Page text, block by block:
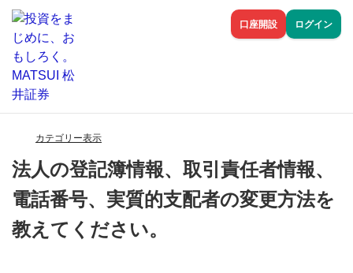
口座開設 ログイン
カテゴリー表示
法人の登記簿情報、取引責任者情報、
電話番号、実質的支配者の変更方法を
教えてください。